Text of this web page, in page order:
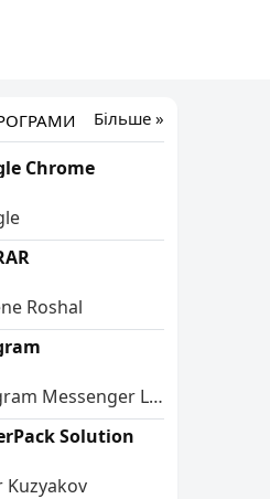
Більше »
Chrome
Roshal
Telegram Messenger LLP
Solution
Kuzyakov